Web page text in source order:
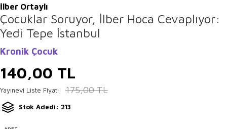
İlber Ortaylı
Çocuklar Soruyor, İlber Hoca Cevaplıyor:
Yedi Tepe İstanbul
Kronik Çocuk
140,00 TL
Yayınevi Liste Fiyatı: 175,00TL
Stok Adedi: 213